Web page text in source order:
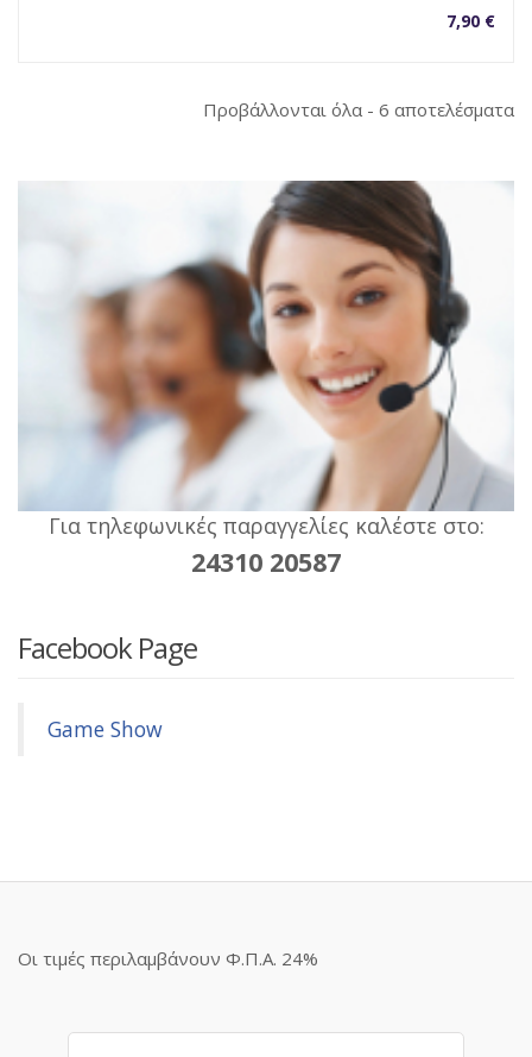
7,90 €
Προβάλλονται όλα - 6 αποτελέσματα
Για τηλεφωνικές παραγγελίες καλέστε στο:
24310 20587
Facebook Page
Game Show
Οι τιμές περιλαμβάνουν Φ.Π.Α. 24%
Αναζήτηση